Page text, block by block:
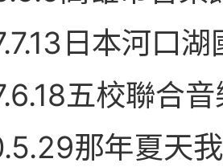
日本河口
五校聯合
那年夏天